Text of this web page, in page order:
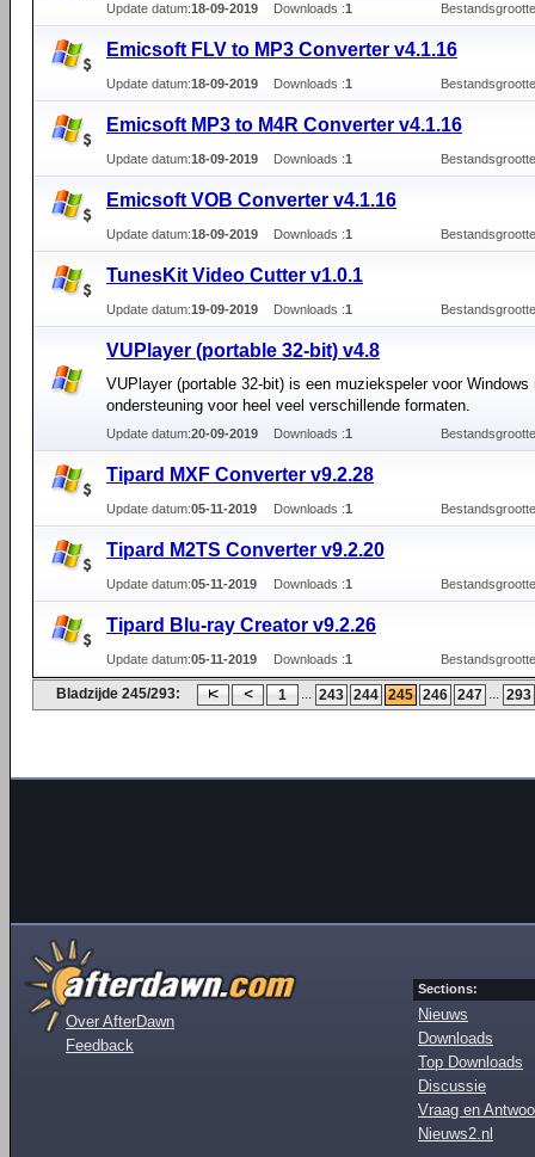
Update datum:18-09-2019 Downloads :1
Emicsoft FLV to MP3 Converter v4.1.16
Update datum:18-09-2019 Downloads :1
Emicsoft MP3 to M4R Converter v4.1.16
Update datum:18-09-2019 Downloads :1
Emicsoft VOB Converter v4.1.16
Update datum:18-09-2019 Downloads :1
TunesKit Video Cutter v1.0.1
Update datum:19-09-2019 Downloads :1
VUPlayer (portable 32-bit) v4.8
VUPlayer (portable 32-bit) is een muziekspeler voor Windows
ondersteuning voor heel veel verschillende formaten.
Update datum:20-09-2019 Downloads :1
Tipard MXF Converter v9.2.28
Update datum:05-11-2019 Downloads :1
Tipard M2TS Converter v9.2.20
Update datum:05-11-2019 Downloads :1
Tipard Blu-ray Creator v9.2.26
Update datum:05-11-2019 Downloads :1
Bladzijde 245/293: 1 ... 243 244 245 246 247 ... 293
Over AfterDawn
Feedback
Sections:
Nieuws
Downloads
Top Downloads
Discussie
Vraag en
Nieuws2.nl